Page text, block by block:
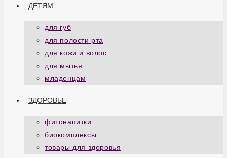
ДЕТЯМ
для губ
для полости рта
для кожи и волос
для мытья
младенцам
ЗДОРОВЬЕ
фитонапитки
биокомплексы
товары для здоровья